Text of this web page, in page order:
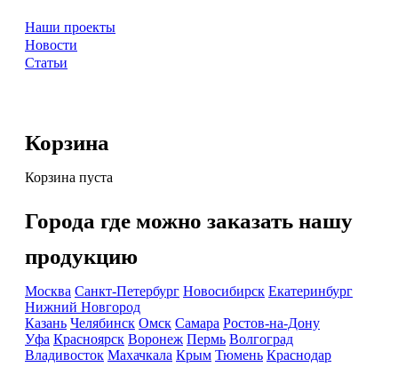
Наши проекты
Новости
Статьи
Корзина
Корзина пуста
Города где можно заказать нашу
продукцию
Москва Санкт-Петербург Новосибирск Екатеринбург
Нижний Новгород
Казань Челябинск Омск Самара Ростов-на-Дону
Уфа Красноярск Воронеж Пермь Волгоград
Владивосток Махачкала Крым Тюмень Краснодар